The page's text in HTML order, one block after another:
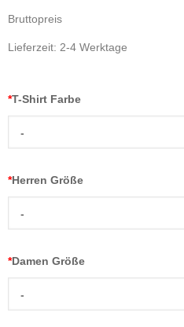
Bruttopreis
Lieferzeit: 2-4 Werktage
*T-Shirt Farbe
-
*Herren Größe
-
*Damen Größe
-